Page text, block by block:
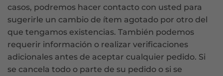
casos, podremos hacer contacto con usted para
sugerirle un cambio de ítem agotado por otro del
que tengamos existencias. También podemos
requerir información o realizar verificaciones
adicionales antes de aceptar cualquier pedido. Si
se cancela todo o parte de su pedido o si se